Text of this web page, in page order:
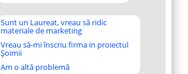
Sunt un Laureat, vreau să ridic
materiale de marketing
Vreau să-mi înscriu firma in proiectul
Șoimii
Am o altă problemă